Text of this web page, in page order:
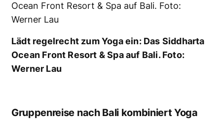
Lädt regelrecht zum Yoga ein: Das Siddharta
Ocean Front Resort & Spa auf Bali. Foto:
Werner Lau
Gruppenreise nach Bali kombiniert Yoga